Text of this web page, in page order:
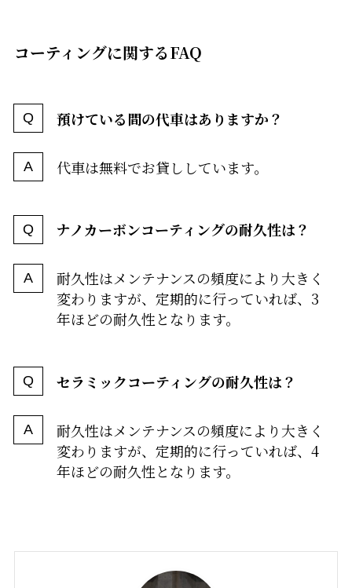
コーティングに関するFAQ
預けている間の代車はありますか？
代車は無料でお貸ししています。
ナノカーボンコーティングの耐久性は？
耐久性はメンテナンスの頻度により大きく
変わりますが、定期的に行っていれば、3
年ほどの耐久性となります。
セラミックコーティングの耐久性は？
耐久性はメンテナンスの頻度により大きく
変わりますが、定期的に行っていれば、4
年ほどの耐久性となります。